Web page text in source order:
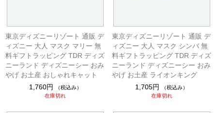
東京ディズニーリゾート 通販 デ
ィズニー 大人 マスク マリー 無
料ギフトラッピング TDR ディズ
ニーランド ディズニーシー おみ
やげ お土産 おしゃれキャット
1,760円
（税込み）
在庫切れ
東京ディズニーリゾート 通販 デ
ィズニー 大人 マスク シンバ 無
料ギフトラッピング TDR ディズ
ニーランド ディズニーシー おみ
やげ お土産 ライオンキング
1,705円
（税込み）
在庫切れ